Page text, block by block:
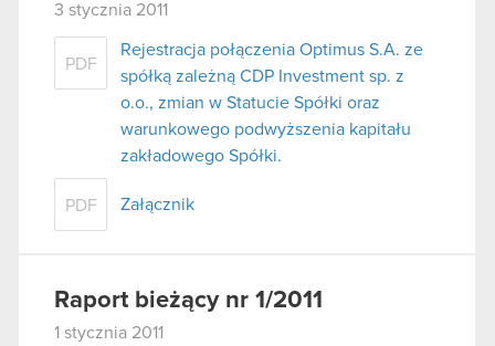
3 stycznia 2011
PDF
Rejestracja połączenia Optimus S.A. ze
spółką zależną CDP Investment sp. z
o.o., zmian w Statucie Spółki oraz
warunkowego podwyższenia kapitału
zakładowego Spółki.
PDF Załącznik
Raport bieżący nr 1/2011
1 stycznia 2011